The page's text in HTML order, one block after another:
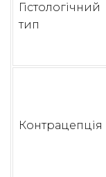
Гістологічний
тип
Контрацепція